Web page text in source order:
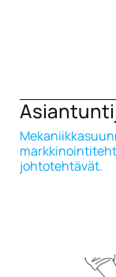
johtotehtävät.